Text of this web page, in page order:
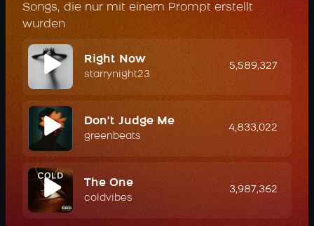
Songs, die nur mit einem Prompt erstellt
wurden
Right Now
starrynight23
5,589,327
Don't Judge Me
greenbeats
4,833,022
The One
coldvibes
3,987,362